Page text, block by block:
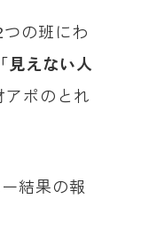
の班にわ
見えない人
ポのとれ
結果の報